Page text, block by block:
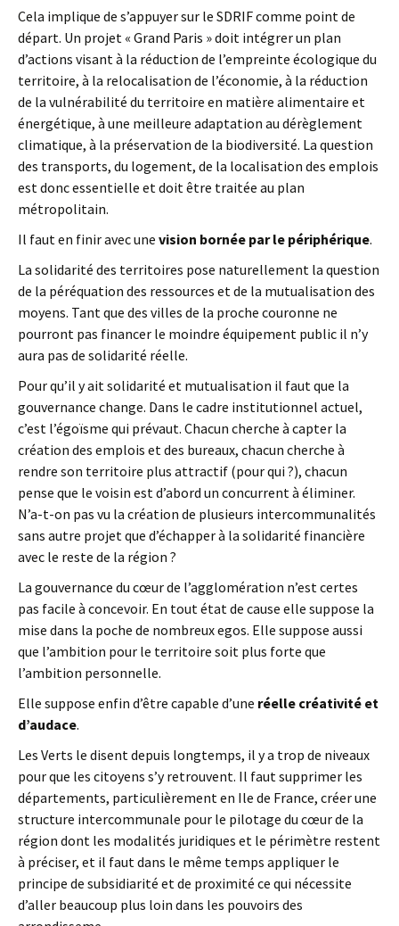
Cela implique de s’appuyer sur le SDRIF comme point de
départ. Un projet « Grand Paris » doit intégrer un plan
d’actions visant à la réduction de l’empreinte écologique du
territoire, à la relocalisation de l’économie, à la réduction
de la vulnérabilité du territoire en matière alimentaire et
énergétique, à une meilleure adaptation au dérèglement
climatique, à la préservation de la biodiversité. La question
des transports, du logement, de la localisation des emplois
est donc essentielle et doit être traitée au plan
métropolitain.
Il faut en finir avec une vision bornée par le périphérique.
La solidarité des territoires pose naturellement la question
de la péréquation des ressources et de la mutualisation des
moyens. Tant que des villes de la proche couronne ne
pourront pas financer le moindre équipement public il n’y
aura pas de solidarité réelle.
Pour qu’il y ait solidarité et mutualisation il faut que la
gouvernance change. Dans le cadre institutionnel actuel,
c’est l’égoïsme qui prévaut. Chacun cherche à capter la
création des emplois et des bureaux, chacun cherche à
rendre son territoire plus attractif (pour qui ?), chacun
pense que le voisin est d’abord un concurrent à éliminer.
N’a-t-on pas vu la création de plusieurs intercommunalités
sans autre projet que d’échapper à la solidarité financière
avec le reste de la région ?
La gouvernance du cœur de l’agglomération n’est certes
pas facile à concevoir. En tout état de cause elle suppose la
mise dans la poche de nombreux egos. Elle suppose aussi
que l’ambition pour le territoire soit plus forte que
l’ambition personnelle.
Elle suppose enfin d’être capable d’une réelle créativité et
d’audace.
Les Verts le disent depuis longtemps, il y a trop de niveaux
pour que les citoyens s’y retrouvent. Il faut supprimer les
départements, particulièrement en Ile de France, créer une
structure intercommunale pour le pilotage du cœur de la
région dont les modalités juridiques et le périmètre restent
à préciser, et il faut dans le même temps appliquer le
principe de subsidiarité et de proximité ce qui nécessite
d’aller beaucoup plus loin dans les pouvoirs des